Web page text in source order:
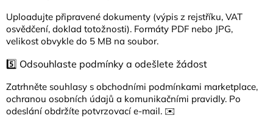
Uploadujte připravené dokumenty (výpis z rejstříku, VAT
osvědčení, doklad totožnosti). Formáty PDF nebo JPG,
velikost obvykle do 5 MB na soubor.
5️⃣ Odsouhlaste podmínky a odešlete žádost
Zatrhněte souhlasy s obchodními podmínkami marketplace,
ochranou osobních údajů a komunikačními pravidly. Po
odeslání obdržíte potvrzovací e-mail. ✉️